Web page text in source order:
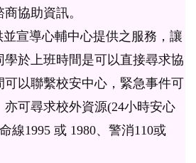
協助資訊。
宣導心輔中心提供之服務，讓
學於上班時間是可以直接尋求協
可以聯繫校安中心，緊急事件可
亦可尋求校外資源(24小時安心
線1995 或 1980、警消110或